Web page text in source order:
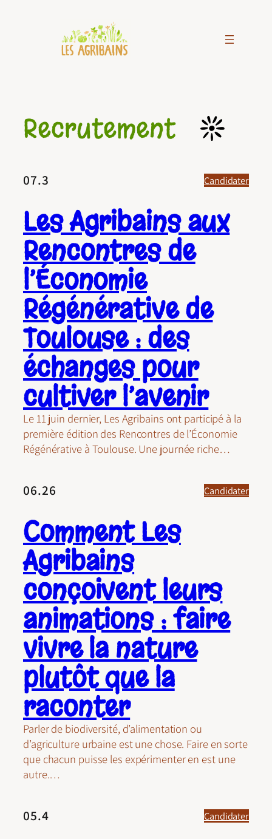
Recrutement
07.3 Candidater
Les Agribains aux
Rencontres de
l’Économie
Régénérative de
Toulouse : des
échanges pour
cultiver l’avenir
Le 11 juin dernier, Les Agribains ont participé à la
première édition des Rencontres de l’Économie
Régénérative à Toulouse. Une journée riche…
06.26 Candidater
Comment Les
Agribains
conçoivent leurs
animations : faire
vivre la nature
plutôt que la
raconter
Parler de biodiversité, d’alimentation ou
d’agriculture urbaine est une chose. Faire en sorte
que chacun puisse les expérimenter en est une
autre.…
05.4 Candidater